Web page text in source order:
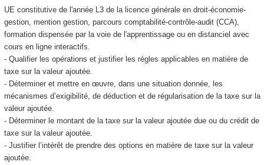
UE constitutive de l'année L3 de la licence générale en droit-économie-
gestion, mention gestion, parcours comptabilité-contrôle-audit (CCA),
formation dispensée par la voie de l'apprentissage ou en distanciel avec
cours en ligne interactifs.
- Qualifier les opérations et justifier les règles applicables en matière de
taxe sur la valeur ajoutée.
- Déterminer et mettre en œuvre, dans une situation donnée, les
mécanismes d’exigibilité, de déduction et de régularisation de la taxe sur la
valeur ajoutée.
- Déterminer le montant de la taxe sur la valeur ajoutée due ou du crédit de
taxe sur la valeur ajoutée.
- Justifier l’intérêt de prendre des options en matière de taxe sur la valeur
ajoutée.